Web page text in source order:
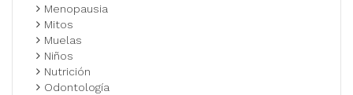
Menopausia
Mitos
Muelas
Niños
Nutrición
Odontología